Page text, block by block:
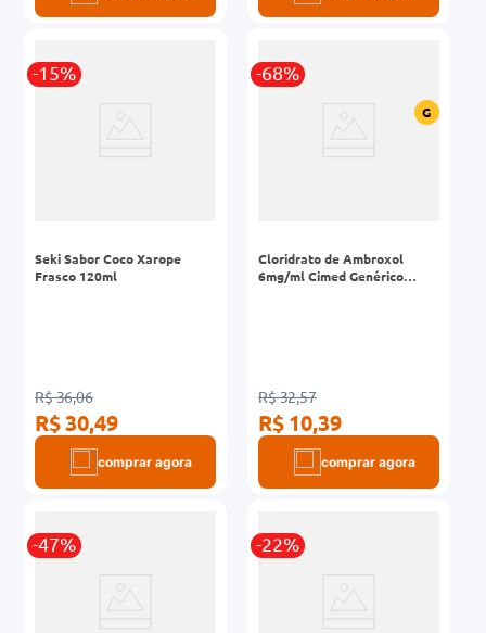
-15%
Seki Sabor Coco Xarope
Frasco 120ml
R$ 36,06
R$ 30,49
comprar agora
-68%
G
Cloridrato de Ambroxol
6mg/ml Cimed Genérico
R$ 32,57
R$ 10,39
comprar agora
-47% -22%